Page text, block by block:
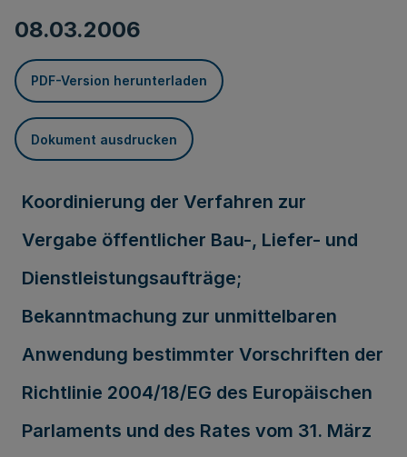
08.03.2006
PDF-Version herunterladen
Dokument ausdrucken
Koordinierung der Verfahren zur
Vergabe öffentlicher Bau-, Liefer- und
Dienstleistungsaufträge;
Bekanntmachung zur unmittelbaren
Anwendung bestimmter Vorschriften der
Richtlinie 2004/18/EG des Europäischen
Parlaments und des Rates vom 31. März